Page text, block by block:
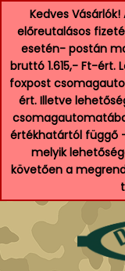
Kedves
előreutalásos
esetén- postán
bruttó 1.615,- Ft-ért.
foxpost
ért. Illetve
értékhatártól függő
melyik
követően a